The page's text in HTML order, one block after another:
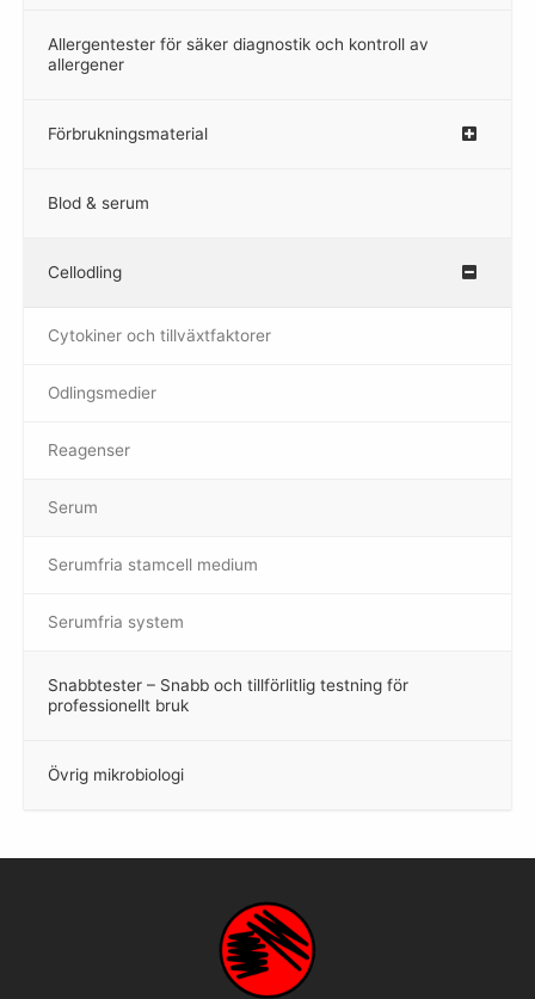
Allergentester för säker diagnostik och kontroll av
allergener
–
Förbrukningsmaterial
Blod & serum
Cellodling
–
Cytokiner och tillväxtfaktorer
Odlingsmedier
Reagenser
Serum
Serumfria stamcell medium
Serumfria system
Snabbtester – Snabb och tillförlitlig testning för
professionellt bruk
–
Övrig mikrobiologi
–